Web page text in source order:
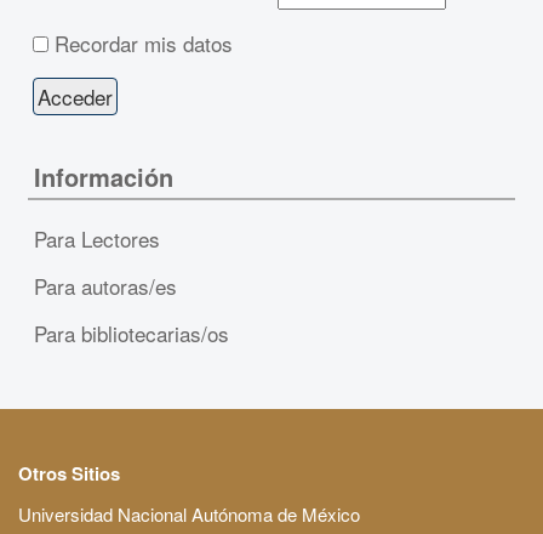
Recordar mis datos
Información
Para Lectores
Para autoras/es
Para bibliotecarias/os
Otros Sitios
Universidad Nacional Autónoma de México